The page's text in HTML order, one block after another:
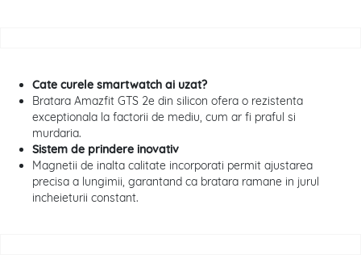
Cate curele smartwatch ai uzat?
Bratara Amazfit GTS 2e din silicon ofera o rezistenta
exceptionala la factorii de mediu, cum ar fi praful si
murdaria.
Sistem de prindere inovativ
Magnetii de inalta calitate incorporati permit ajustarea
precisa a lungimii, garantand ca bratara ramane in jurul
incheieturii constant.